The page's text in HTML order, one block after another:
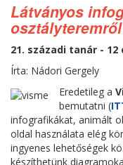
Látványos
osztályteremről
21. századi tanár - 12
Írta: Nádori Gergely
Eredetileg a
bemutatni (
infografikákat, animált
oldal használata elég
ingyenes lehetőségek
készíthetünk